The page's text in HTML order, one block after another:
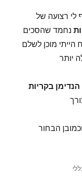
לי רצועה של
נחמד שהסכים
את העבודה עבור 300 שח הייתי מוכן לשלם
יותר
הנדימן בקריות
הבחור